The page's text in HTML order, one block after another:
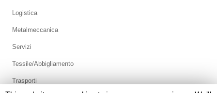
Logistica
Metalmeccanica
Servizi
Tessile/Abbigliamento
Trasporti